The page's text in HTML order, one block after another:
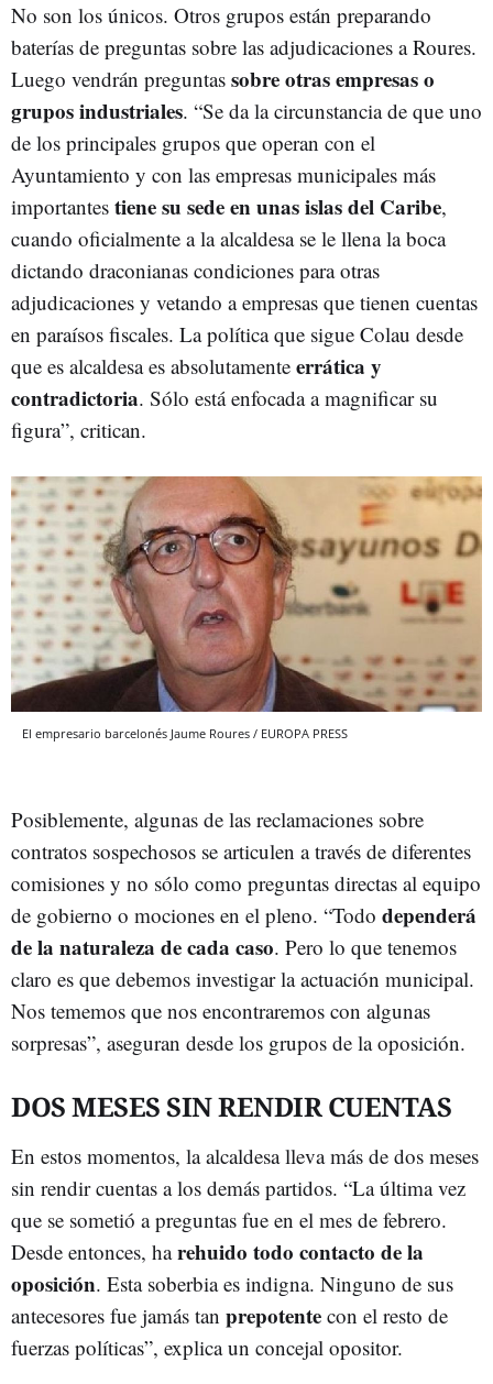
No son los únicos. Otros grupos están preparando
baterías de preguntas sobre las adjudicaciones a Roures.
Luego vendrán preguntas sobre otras empresas o
grupos industriales. “Se da la circunstancia de que uno
de los principales grupos que operan con el
Ayuntamiento y con las empresas municipales más
importantes tiene su sede en unas islas del Caribe,
cuando oficialmente a la alcaldesa se le llena la boca
dictando draconianas condiciones para otras
adjudicaciones y vetando a empresas que tienen cuentas
en paraísos fiscales. La política que sigue Colau desde
que es alcaldesa es absolutamente errática y
contradictoria. Sólo está enfocada a magnificar su
figura”, critican.
El empresario barcelonés Jaume Roures / EUROPA PRESS
Posiblemente, algunas de las reclamaciones sobre
contratos sospechosos se articulen a través de diferentes
comisiones y no sólo como preguntas directas al equipo
de gobierno o mociones en el pleno. “Todo dependerá
de la naturaleza de cada caso. Pero lo que tenemos
claro es que debemos investigar la actuación municipal.
Nos tememos que nos encontraremos con algunas
sorpresas”, aseguran desde los grupos de la oposición.
DOS MESES SIN RENDIR CUENTAS
En estos momentos, la alcaldesa lleva más de dos meses
sin rendir cuentas a los demás partidos. “La última vez
que se sometió a preguntas fue en el mes de febrero.
Desde entonces, harehuido todo contacto de la
oposición. Esta soberbia es indigna. Ninguno de sus
antecesores fue jamás tan prepotente con el resto de
fuerzas políticas”, explica un concejal opositor.